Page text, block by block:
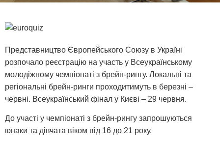
Представництво Європейського Союзу в Україні
розпочало реєстрацію на участь у Всеукраїнському
молодіжному чемпіонаті з брейн-рингу. Локальні та
регіональні брейн-ринги проходитимуть в березні –
червні. Всеукраїнський фінал у Києві – 29 червня.
До участі у чемпіонаті з брейн-рингу запрошуються
юнаки та дівчата віком від 16 до 21 року.